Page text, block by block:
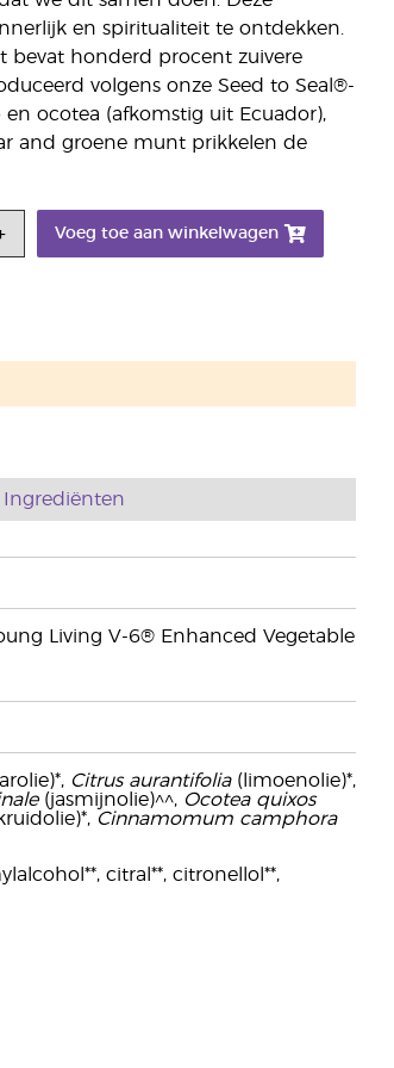
en spiritualiteit te ontdekken.
bevat honderd procent zuivere
volgens onze Seed to Seal®-
ocotea (afkomstig uit Ecuador),
and groene munt prikkelen de
Voeg toe aan winkelwagen
Ingrediënten
Living V-6® Enhanced Vegetable
Citrus aurantifolia(limoenolie)*,
(jasmijnolie)^^, Ocotea quixos
Cinnamomum camphora
citral**, citronellol**,